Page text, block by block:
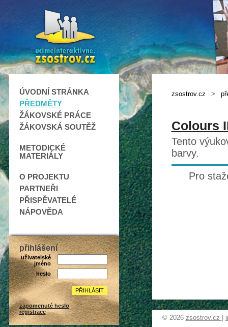
ÚVODNÍ STRÁNKA
PŘEDMĚTY
ŽÁKOVSKÉ PRÁCE
ŽÁKOVSKÁ SOUTĚŽ
METODICKÉ
MATERIÁLY
O PROJEKTU
PARTNEŘI
PŘISPĚVATELÉ
NÁPOVĚDA
přihlášení
uživatelské
jméno
heslo
zapomenuté heslo
registrace
zsostrov.cz >
Colours
Tento
barvy.
Pro
© 2026 zsostrov.cz